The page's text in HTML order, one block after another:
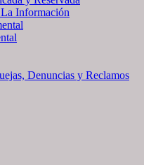
Información
Denuncias y Reclamos